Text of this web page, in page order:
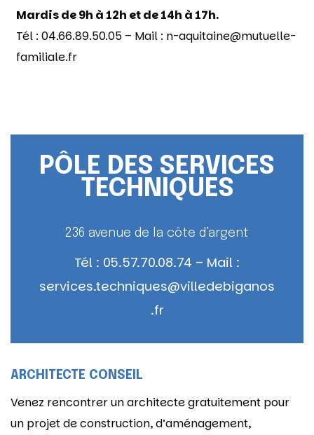
Mardis de 9h à 12h et de 14h à 17h.
Tél : 04.66.89.50.05 – Mail : n-aquitaine@mutuelle-
familiale.fr
PÔLE DES SERVICES
TECHNIQUES
236 avenue de la côte d’argent
Tél : 05.57.70.08.74 – Mail :
services.techniques@villedebiganos
.fr
ARCHITECTE CONSEIL
Venez rencontrer un architecte gratuitement pour
un projet de construction, d’aménagement,